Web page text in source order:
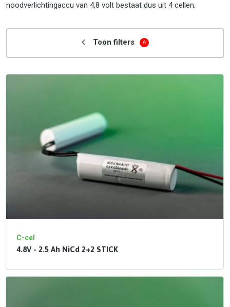
noodverlichtingaccu van 4,8 volt bestaat dus uit 4 cellen.
Toon filters 6
C-cel
4.8V - 2.5 Ah NiCd 2+2 STICK